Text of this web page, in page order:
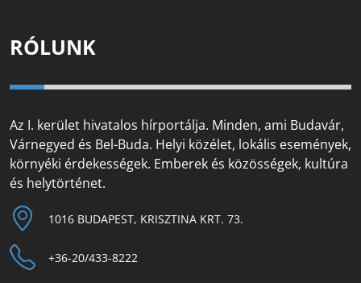
RÓLUNK
Az I. kerület hivatalos hírportálja. Minden, ami Budavár,
Várnegyed és Bel-Buda. Helyi közélet, lokális események,
környéki érdekességek. Emberek és közösségek, kultúra
és helytörténet.
1016 BUDAPEST, KRISZTINA KRT. 73.
+36-20/433-8222